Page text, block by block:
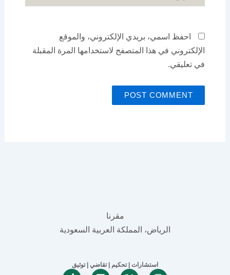
احفظ اسمي، بريدي الإلكتروني، والموقع
الإلكتروني في هذا المتصفح لاستخدامها المرة المقبلة
في تعليقي.
مقرنا
الرياض، المملكة العربية السعودية
استشارات | تحكيم | تقاضي | توثيق
Instagram
X-twitter
Linkedin